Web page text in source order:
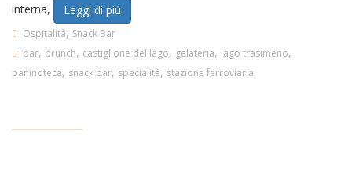
interna,
Leggi di più
Ospitalità, Snack Bar
bar, brunch, castiglione del lago, gelateria, lago trasimeno,
paninoteca, snack bar, specialità, stazione ferroviaria